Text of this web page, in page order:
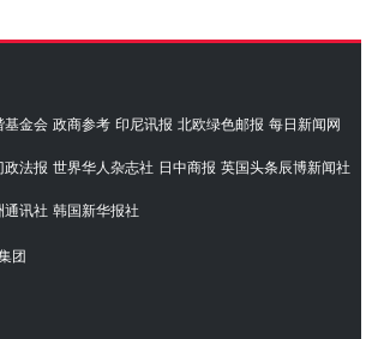
访湖南代表团
基金会 政商参考 印尼讯报 北欧绿色邮报 每日新闻网
政法报 世界华人杂志社 日中商报 英国头条辰博新闻社
通讯社 韩国新华报社
团